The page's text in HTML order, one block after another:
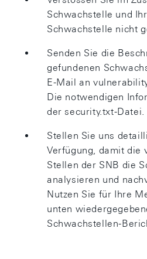
Schwachstelle und
Schwachstelle nicht
Senden Sie die
gefundenen
E-Mail an
Die notwendigen
der security.txt-Datei.
Stellen Sie uns
Verfügung, damit die
Stellen der SNB die
analysieren und
Nutzen Sie für Ihre
unten
Schwachstellen-